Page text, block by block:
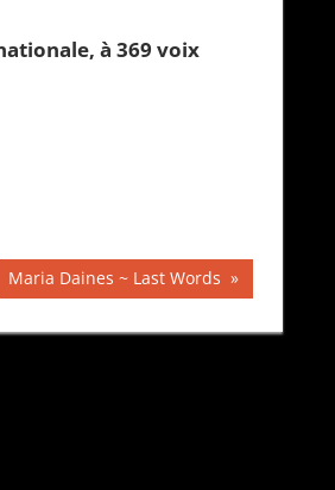
à 369 voix
Publication
suivante :
Maria Daines ~ Last Words